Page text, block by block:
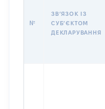
№
ЗВʼЯЗОК ІЗ
СУБʼЄКТОМ
ДЕКЛАРУВАННЯ